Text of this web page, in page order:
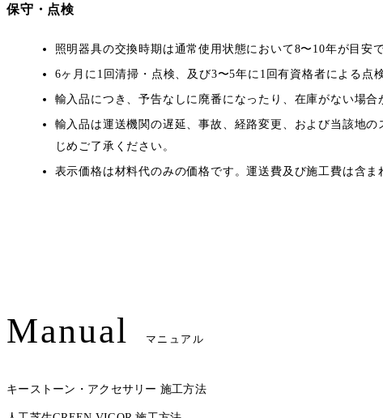
保守・点検
照明器具の交換時期は通常使用状態において8〜10年が目安で
6ヶ月に1回清掃・点検、及び3〜5年に1回有資格者による点
輸入品につき、予告なしに廃番になったり、在庫がない場
輸入品は運送機関の遅延、事故、経路変更、および当該地
じめご了承ください。
表示価格は材料代のみの価格です。運送費及び施工費は含
Manual マニュアル
キーストーン・アクセサリー 施工方法